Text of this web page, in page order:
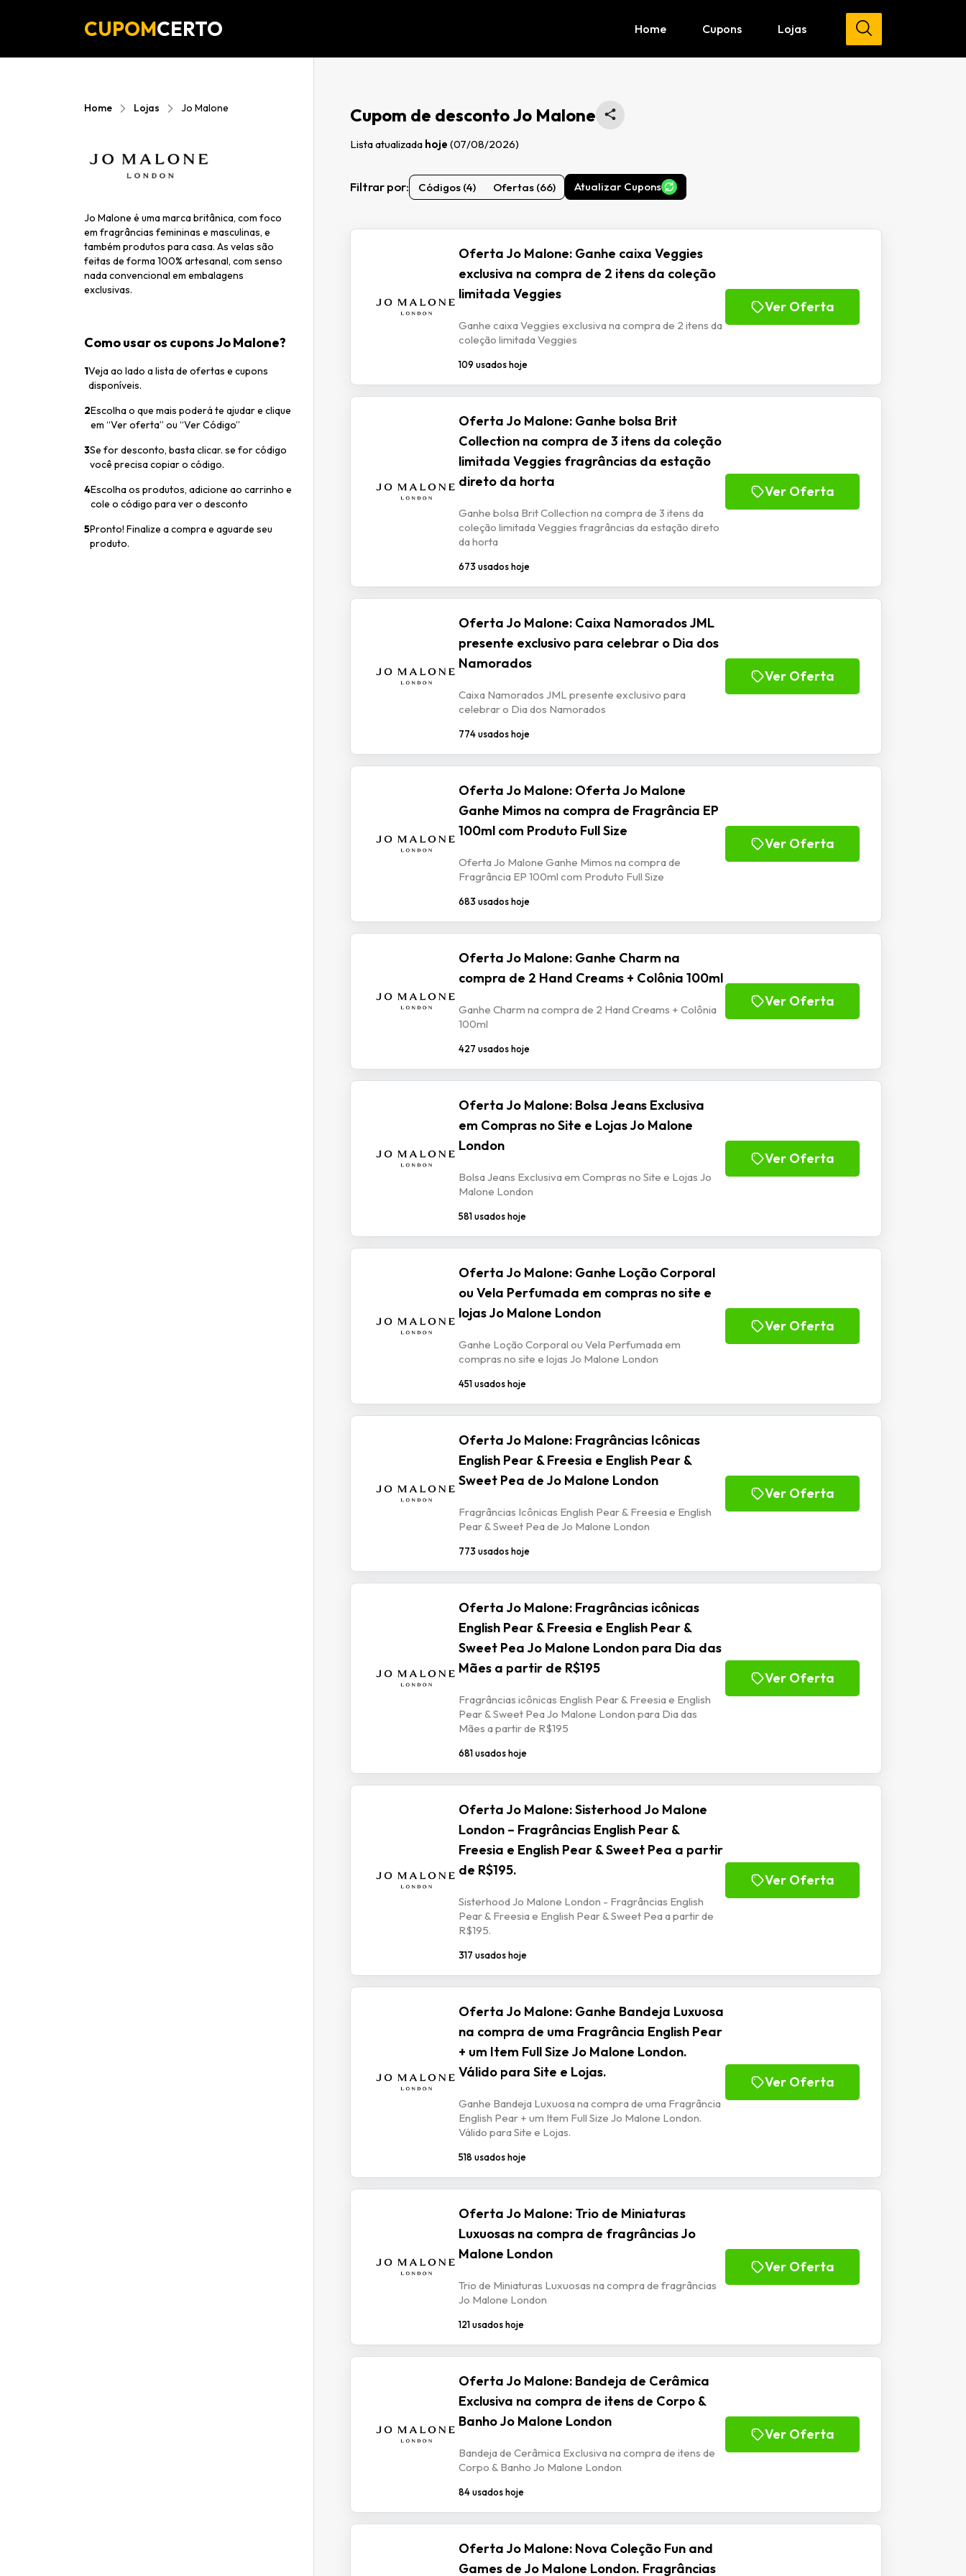
CUPOMCERTO Home Cupons Lojas
Home Lojas Jo Malone
Jo Malone é uma marca britânica, com foco
em fragrâncias femininas e masculinas, e
também produtos para casa. As velas são
feitas de forma 100% artesanal, com senso
nada convencional em embalagens
exclusivas.
Como usar os cupons Jo Malone?
1Veja ao lado a lista de ofertas e cupons
disponíveis.
2Escolha o que mais poderá te ajudar e clique
em “Ver oferta” ou “Ver Código”
3Se for desconto, basta clicar. se for código
você precisa copiar o código.
4Escolha os produtos, adicione ao carrinho e
cole o código para ver o desconto
5Pronto! Finalize a compra e aguarde seu
produto.
Cupom de desconto Jo Malone
Lista atualizada hoje (07/08/2026)
Filtrar por: Códigos (4) Ofertas (66) Atualizar Cupons
Oferta Jo Malone: Ganhe caixa Veggies
exclusiva na compra de 2 itens da coleção
limitada Veggies
Ganhe caixa Veggies exclusiva na compra de 2 itens da
coleção limitada Veggies
109 usados hoje
Ver Oferta
Oferta Jo Malone: Ganhe bolsa Brit
Collection na compra de 3 itens da coleção
limitada Veggies fragrâncias da estação
direto da horta
Ganhe bolsa Brit Collection na compra de 3 itens da
coleção limitada Veggies fragrâncias da estação direto
da horta
673 usados hoje
Ver Oferta
Oferta Jo Malone: Caixa Namorados JML
presente exclusivo para celebrar o Dia dos
Namorados
Caixa Namorados JML presente exclusivo para
celebrar o Dia dos Namorados
774 usados hoje
Ver Oferta
Oferta Jo Malone: Oferta Jo Malone
Ganhe Mimos na compra de Fragrância EP
100ml com Produto Full Size
Oferta Jo Malone Ganhe Mimos na compra de
Fragrância EP 100ml com Produto Full Size
683 usados hoje
Ver Oferta
Oferta Jo Malone: Ganhe Charm na
compra de 2 Hand Creams + Colônia 100ml
Ganhe Charm na compra de 2 Hand Creams + Colônia
100ml
427 usados hoje
Ver Oferta
Oferta Jo Malone: Bolsa Jeans Exclusiva
em Compras no Site e Lojas Jo Malone
London
Bolsa Jeans Exclusiva em Compras no Site e Lojas Jo
Malone London
581 usados hoje
Ver Oferta
Oferta Jo Malone: Ganhe Loção Corporal
ou Vela Perfumada em compras no site e
lojas Jo Malone London
Ganhe Loção Corporal ou Vela Perfumada em
compras no site e lojas Jo Malone London
451 usados hoje
Ver Oferta
Oferta Jo Malone: Fragrâncias Icônicas
English Pear & Freesia e English Pear &
Sweet Pea de Jo Malone London
Fragrâncias Icônicas English Pear & Freesia e English
Pear & Sweet Pea de Jo Malone London
773 usados hoje
Ver Oferta
Oferta Jo Malone: Fragrâncias icônicas
English Pear & Freesia e English Pear &
Sweet Pea Jo Malone London para Dia das
Mães a partir de R$195
Fragrâncias icônicas English Pear & Freesia e English
Pear & Sweet Pea Jo Malone London para Dia das
Mães a partir de R$195
681 usados hoje
Ver Oferta
Oferta Jo Malone: Sisterhood Jo Malone
London – Fragrâncias English Pear &
Freesia e English Pear & Sweet Pea a partir
de R$195.
Sisterhood Jo Malone London - Fragrâncias English
Pear & Freesia e English Pear & Sweet Pea a partir de
R$195.
317 usados hoje
Ver Oferta
Oferta Jo Malone: Ganhe Bandeja Luxuosa
na compra de uma Fragrância English Pear
+ um Item Full Size Jo Malone London.
Válido para Site e Lojas.
Ganhe Bandeja Luxuosa na compra de uma Fragrância
English Pear + um Item Full Size Jo Malone London.
Válido para Site e Lojas.
518 usados hoje
Ver Oferta
Oferta Jo Malone: Trio de Miniaturas
Luxuosas na compra de fragrâncias Jo
Malone London
Trio de Miniaturas Luxuosas na compra de fragrâncias
Jo Malone London
121 usados hoje
Ver Oferta
Oferta Jo Malone: Bandeja de Cerâmica
Exclusiva na compra de itens de Corpo &
Banho Jo Malone London
Bandeja de Cerâmica Exclusiva na compra de itens de
Corpo & Banho Jo Malone London
84 usados hoje
Ver Oferta
Oferta Jo Malone: Nova Coleção Fun and
Games de Jo Malone London. Fragrâncias